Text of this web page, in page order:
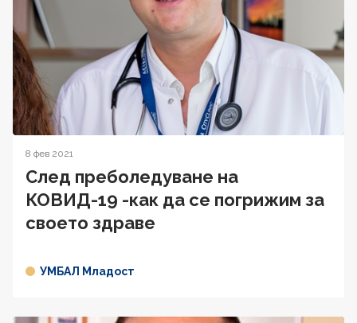
8 фев 2021
След преболедуване на
КОВИД-19 -как да се погрижим за
своето здраве
УМБАЛ Младост